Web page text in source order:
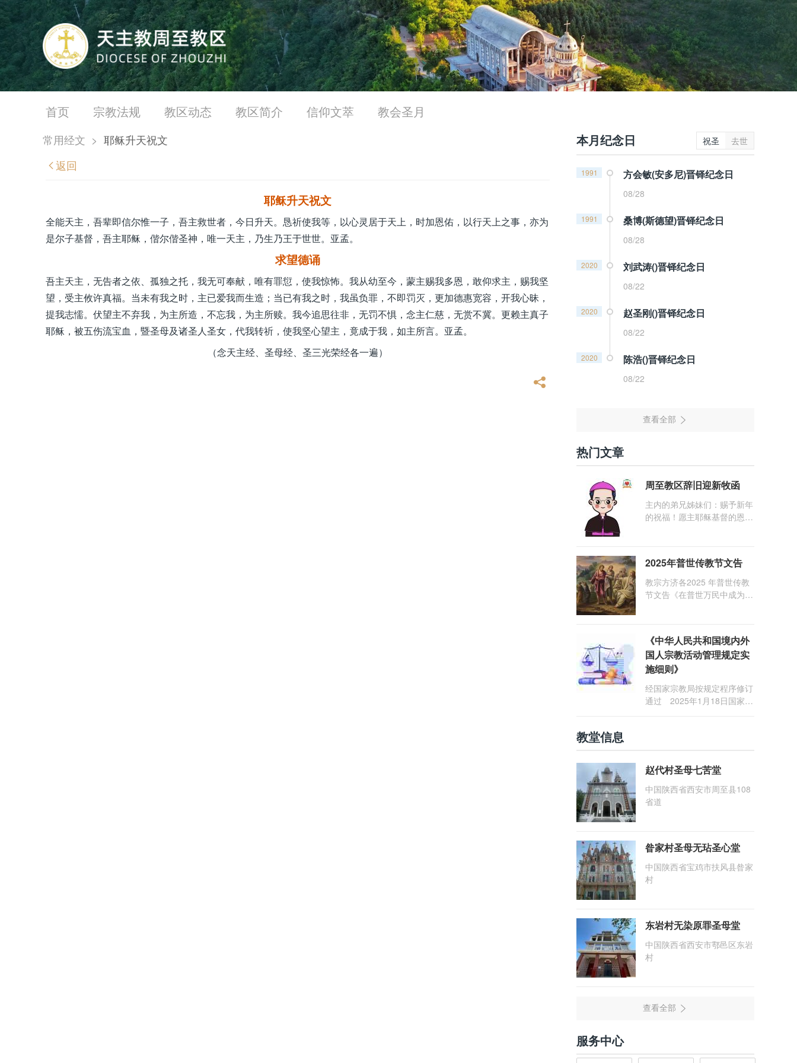
首页 宗教法规 教区动态 教区简介 信仰文萃 教会圣月
常用经文 > 耶稣升天祝文
返回
耶稣升天祝文
全能天主，吾辈即信尔惟一子，吾主救世者，今日升天。恳祈使我等，以心灵居于天上，时加恩佑，以行天上之事，亦为
是尔子基督，吾主耶稣，偕尔偕圣神，唯一天主，乃生乃王于世世。亚孟。
求望德诵
吾主天主，无告者之依、孤独之托，我无可奉献，唯有罪愆，使我惊怖。我从幼至今，蒙主赐我多恩，敢仰求主，赐我坚
望，受主攸许真福。当未有我之时，主已爱我而生造；当已有我之时，我虽负罪，不即罚灭，更加德惠宽容，开我心昧，
提我志懦。伏望主不弃我，为主所造，不忘我，为主所赎。我今追思往非，无罚不惧，念主仁慈，无赏不冀。更赖主真子
耶稣，被五伤流宝血，暨圣母及诸圣人圣女，代我转祈，使我坚心望主，竟成于我，如主所言。亚孟。
（念天主经、圣母经、圣三光荣经各一遍）
本月纪念日 祝圣 去世
1991 方会敏(安多尼)晋铎纪念日
08/28
1991 桑博(斯德望)晋铎纪念日
08/28
2020 刘武涛()晋铎纪念日
08/22
2020 赵圣刚()晋铎纪念日
08/22
2020 陈浩()晋铎纪念日
08/22
热门文章
周至教区辞旧迎新牧函
主内的弟兄姊妹们：赐予新年
的祝福！愿主耶稣基督的恩
们，愿临在的救主基督安慰你
们，并圣化你们的生活，作为
祝贺祂诞辰的珍贵礼品。
2025年普世传教节文告
教宗方济各2025 年普世传教
节文告《在普世万民中成为怀
《中华人民共和国境内外
国人宗教活动管理规定实
施细则》
经国家宗教局按规定程序修订
通过 2025年1月18日国家宗
教堂信息
赵代村圣母七苦堂
中国陕西省西安市周至县108
省道
昝家村圣母无玷圣心堂
中国陕西省宝鸡市扶风县昝家
村
东岩村无染原罪圣母堂
中国陕西省西安市鄠邑区东岩
村
服务中心